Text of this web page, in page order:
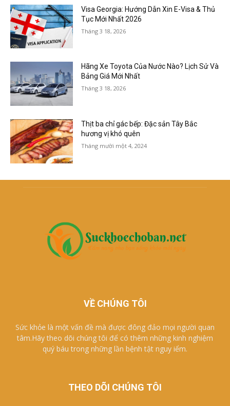
Visa Georgia: Hướng Dẫn Xin E-Visa & Thủ
Tục Mới Nhất 2026
Tháng 3 18, 2026
Hãng Xe Toyota Của Nước Nào? Lịch Sử Và
Bảng Giá Mới Nhất
Tháng 3 18, 2026
Thịt ba chỉ gác bếp: Đặc sản Tây Bắc
hương vị khó quên
Tháng mười một 4, 2024
VỀ CHÚNG TÔI
Sức khỏe là một vấn đề mà được đông đảo mọi người quan
tâm.Hãy theo dõi chúng tôi để có thêm những kinh nghiệm
quý báu trong những lần bệnh tật nguy iểm.
THEO DÕI CHÚNG TÔI